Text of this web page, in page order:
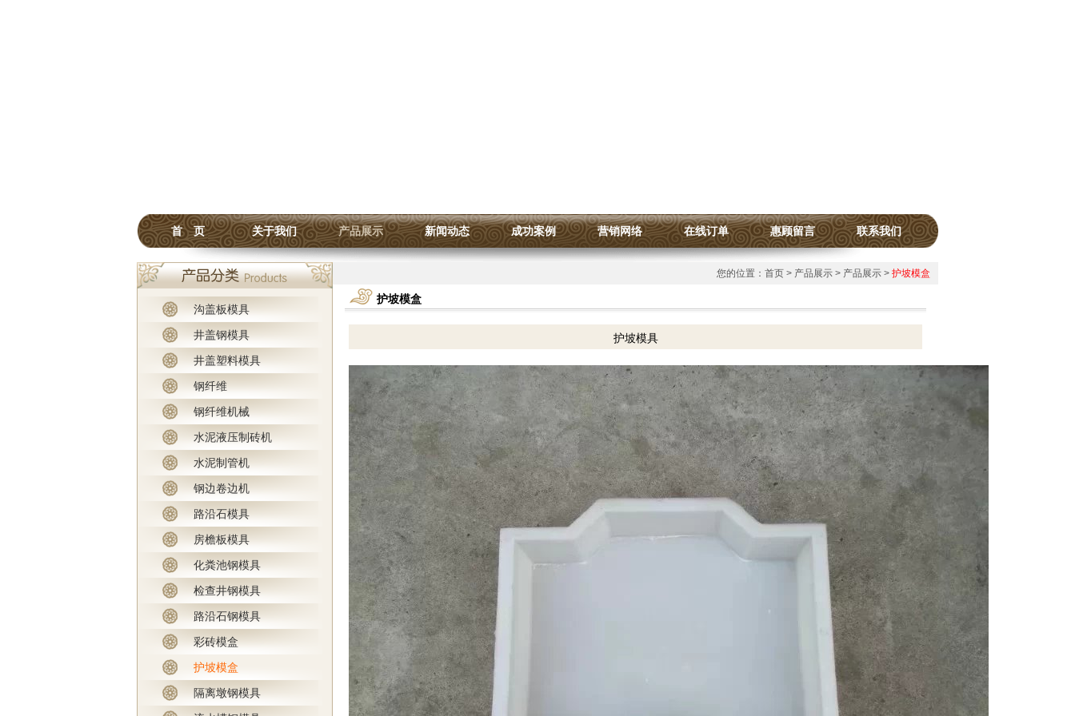
首 页 关于我们 产品展示 新闻动态 成功案例 营销网络 在线订单 惠顾留言 联系我们
沟盖板模具
井盖钢模具
井盖塑料模具
钢纤维
钢纤维机械
水泥液压制砖机
水泥制管机
钢边卷边机
路沿石模具
房檐板模具
化粪池钢模具
检查井钢模具
路沿石钢模具
彩砖模盒
护坡模盒
隔离墩钢模具
您的位置： 首页 > 产品展示 > 产品展示 > 护坡模盒
护坡模盒
护坡模具